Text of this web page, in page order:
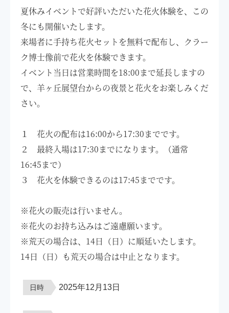
夏休みイベントで好評いただいた花火体験を、この
冬にも開催いたします。
来場者に手持ち花火セットを無料で配布し、クラー
ク博士像前で花火を体験できます。
イベント当日は営業時間を18:00まで延長しますの
で、羊ヶ丘展望台からの夜景と花火をお楽しみくだ
さい。
１ 花火の配布は16:00から17:30までです。
２ 最終入場は17:30までになります。（通常
16:45まで）
３ 花火を体験できるのは17:45までです。
※花火の販売は行いません。
※花火のお持ち込みはご遠慮願います。
※荒天の場合は、14日（日）に順延いたします。
14日（日）も荒天の場合は中止となります。
日時 2025年12月13日